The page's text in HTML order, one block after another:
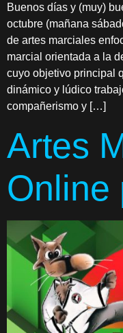
Buenos días y (muy)
octubre (mañana
de artes marciales
marcial orientada a la
cuyo objetivo principal
dinámico y lúdico
compañerismo y […]
Artes
Online